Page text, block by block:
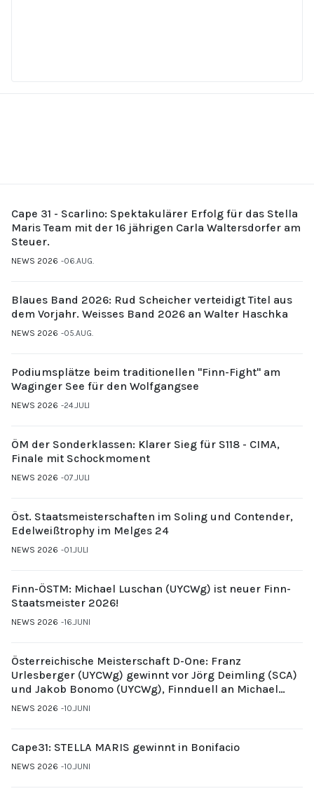
Cape 31 - Scarlino: Spektakulärer Erfolg für das Stella
Maris Team mit der 16 jährigen Carla Waltersdorfer am
Steuer.
NEWS 2026 06.AUG.
Blaues Band 2026: Rud Scheicher verteidigt Titel aus
dem Vorjahr. Weisses Band 2026 an Walter Haschka
NEWS 2026 05.AUG.
Podiumsplätze beim traditionellen "Finn-Fight" am
Waginger See für den Wolfgangsee
NEWS 2026 24.JULI
ÖM der Sonderklassen: Klarer Sieg für S118 - CIMA,
Finale mit Schockmoment
NEWS 2026 07.JULI
Öst. Staatsmeisterschaften im Soling und Contender,
Edelweißtrophy im Melges 24
NEWS 2026 01.JULI
Finn-ÖSTM: Michael Luschan (UYCWg) ist neuer Finn-
Staatsmeister 2026!
NEWS 2026 16.JUNI
Österreichische Meisterschaft D-One: Franz
Urlesberger (UYCWg) gewinnt vor Jörg Deimling (SCA)
und Jakob Bonomo (UYCWg), Finnduell an Michael
Gubi (UYCMo)
NEWS 2026 10.JUNI
Cape31: STELLA MARIS gewinnt in Bonifacio
NEWS 2026 10.JUNI